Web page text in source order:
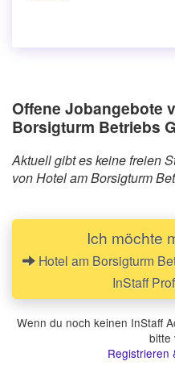
Offene Jobangebote
Borsigturm Betriebs
Aktuell gibt es keine freien
von Hotel am Borsigturm
Ich möchte
Hotel am Borsigturm
InStaff
Wenn du noch keinen InStaff
bitte
Registrieren